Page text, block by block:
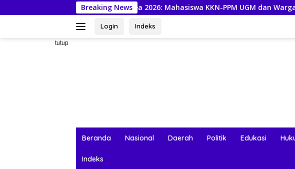
ke
Breaking News
Festival Seasea 2026: Mahasiswa KKN-PPM UGM dan Warga Bersiap Sambut
Login Indeks
tutup
Beranda Nasional Daerah Politik Edukasi
Indeks